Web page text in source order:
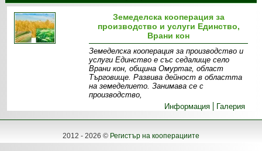
Земеделска кооперация за
производство и услуги Единство,
Врани кон
Земеделска кооперация за производство и
услуги Единство е със седалище село
Врани кон, община Омуртаг, област
Търговище. Развива дейност в областта
на земеделието. Занимава се с
производство,
Информация
Галерия
2012 - 2026 © Регистър на кооперациите